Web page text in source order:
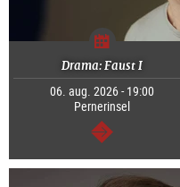
Drama: Faust I
06. aug. 2026 - 19:00
Pernerinsel
Tovább